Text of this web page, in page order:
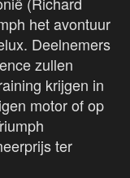
het avontuur
Deelnemers
zullen
krijgen in
motor of op
ter